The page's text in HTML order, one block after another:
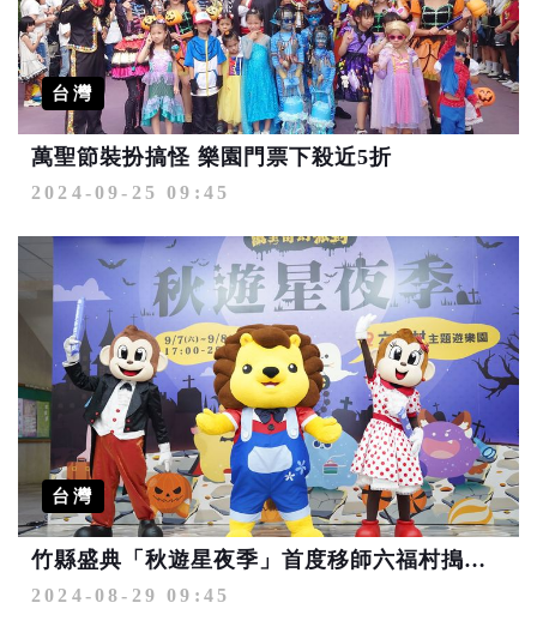
台灣
萬聖節裝扮搞怪 樂園門票下殺近5折
2024-09-25 09:45
台灣
竹縣盛典「秋遊星夜季」首度移師六福村搗蛋登場
2024-08-29 09:45